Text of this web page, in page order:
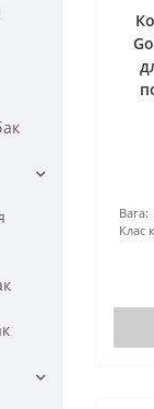
Вага:
Клас